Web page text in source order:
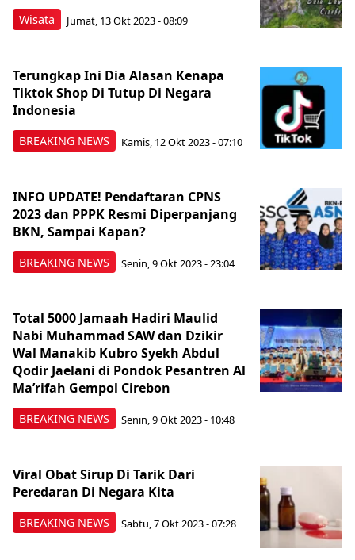
Wisata Jumat, 13 Okt 2023 - 08:09
BREAKING NEWS
Terungkap Ini Dia Alasan Kenapa
Tiktok Shop Di Tutup Di Negara
Indonesia
Kamis, 12 Okt 2023 - 07:10
BREAKING NEWS
INFO UPDATE! Pendaftaran CPNS
2023 dan PPPK Resmi Diperpanjang
BKN, Sampai Kapan?
Senin, 9 Okt 2023 - 23:04
BREAKING NEWS
Total 5000 Jamaah Hadiri Maulid
Nabi Muhammad SAW dan Dzikir
Wal Manakib Kubro Syekh Abdul
Qodir Jaelani di Pondok Pesantren Al
Ma’rifah Gempol Cirebon
Senin, 9 Okt 2023 - 10:48
BREAKING NEWS
Viral Obat Sirup Di Tarik Dari
Peredaran Di Negara Kita
Sabtu, 7 Okt 2023 - 07:28